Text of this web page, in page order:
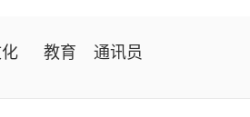
教育 通讯员